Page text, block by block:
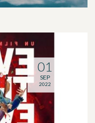
01
SEP
2022